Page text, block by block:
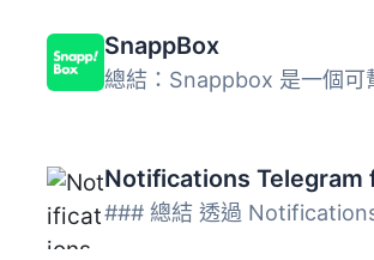
SnappBox